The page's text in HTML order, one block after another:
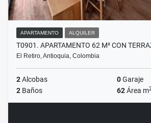
APARTAMENTO ALQUILER
T0901. APARTAMENTO 62 M² CON
El Retiro, Antioquia, Colombia
2Alcobas 0Garaje
2 Baños 62Área m